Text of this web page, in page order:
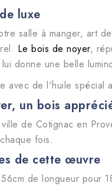
luxe
salle à manger, art
Le bois de noyer,
donne une belle
avec de l'huile spécial
un bois
de Cotignac en
fois.
de cette œuvre
de longueur pour